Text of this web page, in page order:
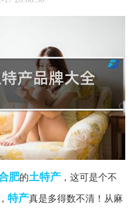
肥的土特产 ，这可是个不
特产真是多得数不清！从麻